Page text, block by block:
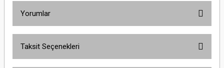
Yorumlar
Taksit Seçenekleri